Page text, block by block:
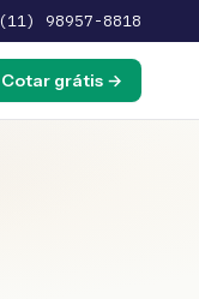
(11) 98957-8818
Cotar grátis →